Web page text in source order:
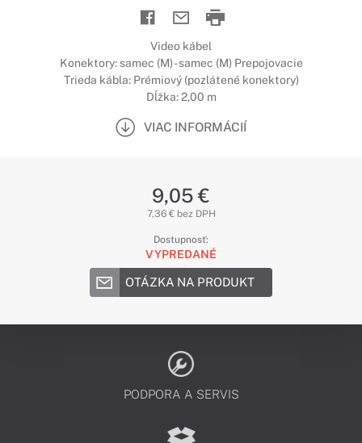
Video kábel
Konektory: samec (M) - samec (M) Prepojovacie
Trieda kábla: Prémiový (pozlátené konektory)
Dĺžka: 2,00 m
VIAC INFORMÁCIÍ
9,05 €
7,36 € bez DPH
Dostupnosť:
VYPREDANÉ
OTÁZKA NA PRODUKT
PODPORA A SERVIS